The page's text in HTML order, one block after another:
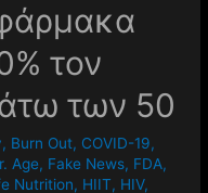
τον
των 50
, Burn Out, COVID-19,
Age, Fake News, FDA,
Nutrition, HIIT, HIV,